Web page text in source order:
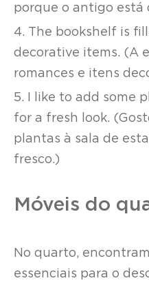
porque o antigo está
4. The bookshelf is
decorative items. (A
romances e itens
5. I like to add some
for a fresh look.
plantas à sala de
fresco.)
Móveis do
No quarto,
essenciais para o